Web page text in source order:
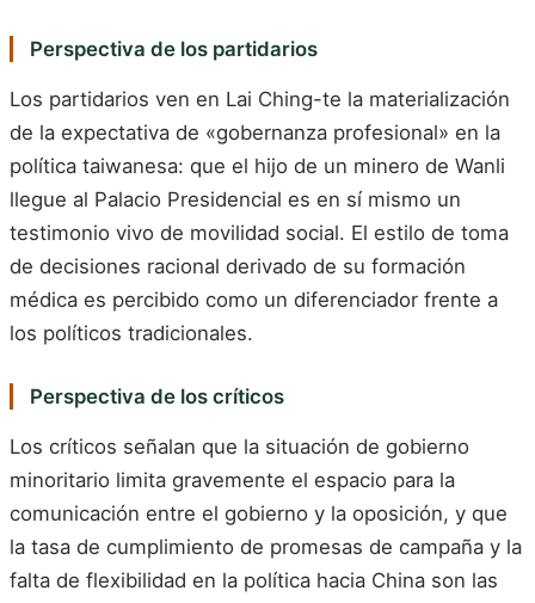
Perspectiva de los partidarios
Los partidarios ven en Lai Ching-te la materialización
de la expectativa de «gobernanza profesional» en la
política taiwanesa: que el hijo de un minero de Wanli
llegue al Palacio Presidencial es en sí mismo un
testimonio vivo de movilidad social. El estilo de toma
de decisiones racional derivado de su formación
médica es percibido como un diferenciador frente a
los políticos tradicionales.
Perspectiva de los críticos
Los críticos señalan que la situación de gobierno
minoritario limita gravemente el espacio para la
comunicación entre el gobierno y la oposición, y que
la tasa de cumplimiento de promesas de campaña y la
falta de flexibilidad en la política hacia China son las